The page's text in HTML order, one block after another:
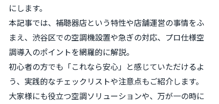
にします。
本記事では、補聴器店という特性や店舗運営の事情をふ
まえ、渋谷区での空調機設置や急ぎの対応、プロ仕様空
調導入のポイントを網羅的に解説。
初心者の方でも「これなら安心」と感じていただけるよ
う、実践的なチェックリストや注意点もご紹介します。
大家様にも役立つ空調ソリューションや、万が一の時に